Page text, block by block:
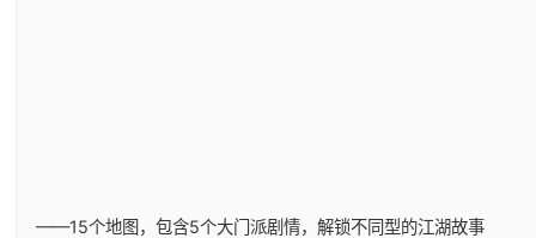
——15个地图，包含5个大门派剧情，解锁不同型的江湖故事